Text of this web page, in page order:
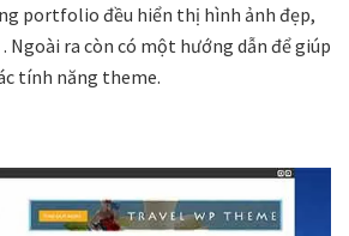
portfolio đều hiển thị hình ảnh đẹp,
ra còn có một hướng dẫn để giúp
tính năng theme.